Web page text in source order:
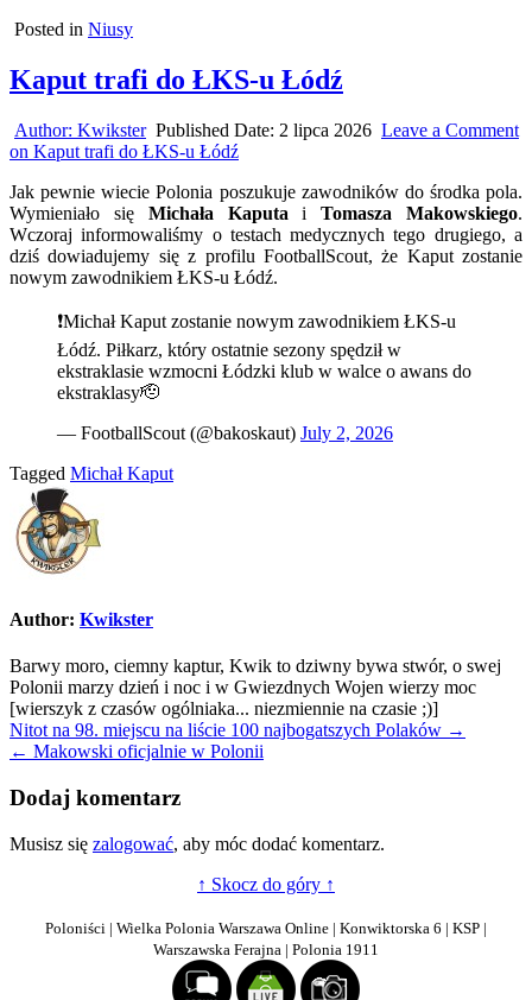
Posted in Niusy
Kaput trafi do ŁKS-u Łódź
Author: Kwikster Published Date: 2 lipca 2026 Leave a Comment
on Kaput trafi do ŁKS-u Łódź
Jak pewnie wiecie Polonia poszukuje zawodników do środka pola.
Wymieniało się Michała Kaputa iTomasza Makowskiego.
Wczoraj informowaliśmy o testach medycznych tego drugiego, a
dziś dowiadujemy się z profilu FootballScout, że Kaput zostanie
nowym zawodnikiem ŁKS-u Łódź.
❗Michał Kaput zostanie nowym zawodnikiem ŁKS-u
Łódź. Piłkarz, który ostatnie sezony spędził w
ekstraklasie wzmocni Łódzki klub w walce o awans do
ekstraklasy🫡
— FootballScout (@bakoskaut) July 2, 2026
Tagged Michał Kaput
Author: Kwikster
Barwy moro, ciemny kaptur, Kwik to dziwny bywa stwór, o swej
Polonii marzy dzień i noc i w Gwiezdnych Wojen wierzy moc
[wierszyk z czasów ogólniaka... niezmiennie na czasie ;)]
Nawigacja
wpisu
Nitot na 98. miejscu na liście 100 najbogatszych Polaków →
← Makowski oficjalnie w Polonii
Dodaj komentarz
Musisz się zalogować, aby móc dodać komentarz.
↑ Skocz do góry ↑
Poloniści | Wielka Polonia Warszawa Online | Konwiktorska 6 | KSP |
Warszawska Ferajna | Polonia 1911